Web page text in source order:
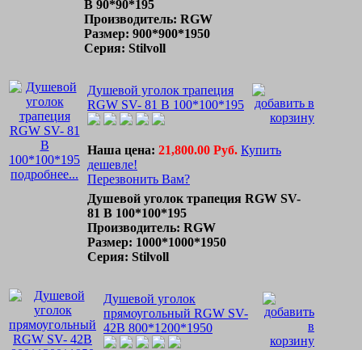
B 90*90*195
Производитель: RGW
Размер: 900*900*1950
Серия: Stilvoll
подробнее...
Душевой уголок трапеция
RGW SV- 81 B 100*100*195
Наша цена: 21,800.00 Руб. Купить
дешевле!
Перезвонить Вам?
Душевой уголок трапеция RGW SV-
81 B 100*100*195
Производитель: RGW
Размер: 1000*1000*1950
Серия: Stilvoll
Душевой уголок
прямоугольный RGW SV-
42B 800*1200*1950